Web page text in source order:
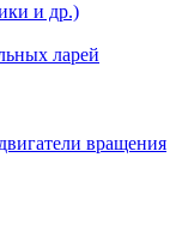
и др.)
ларей
вращения